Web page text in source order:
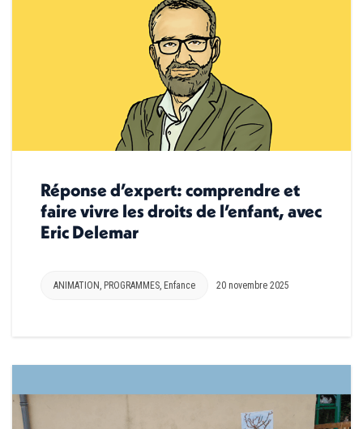
Réponse d’expert: comprendre et
faire vivre les droits de l’enfant, avec
Eric Delemar
ANIMATION PROGRAMMES Enfance 20 novembre 2025